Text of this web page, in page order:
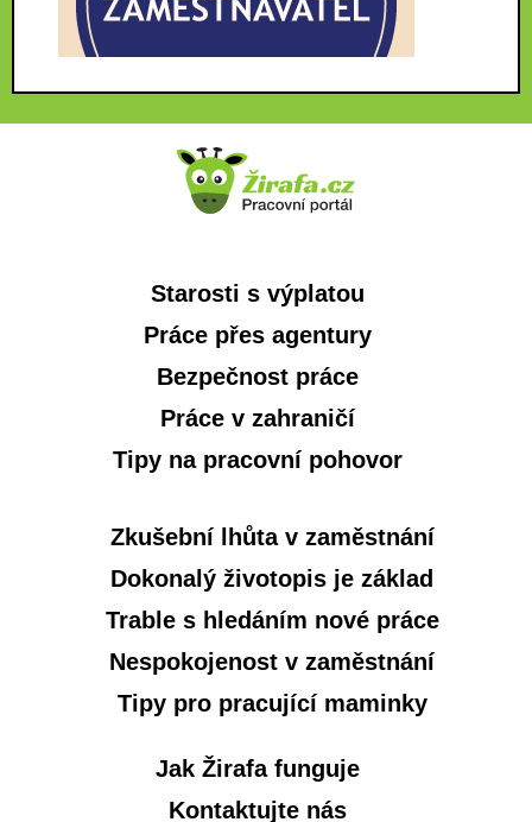
Starosti s výplatou
Práce přes agentury
Bezpečnost práce
Práce v zahraničí
Tipy na pracovní pohovor
Zkušební lhůta v zaměstnání
Dokonalý životopis je základ
Trable s hledáním nové práce
Nespokojenost v zaměstnání
Tipy pro pracující maminky
Jak Žirafa funguje
Kontaktujte nás